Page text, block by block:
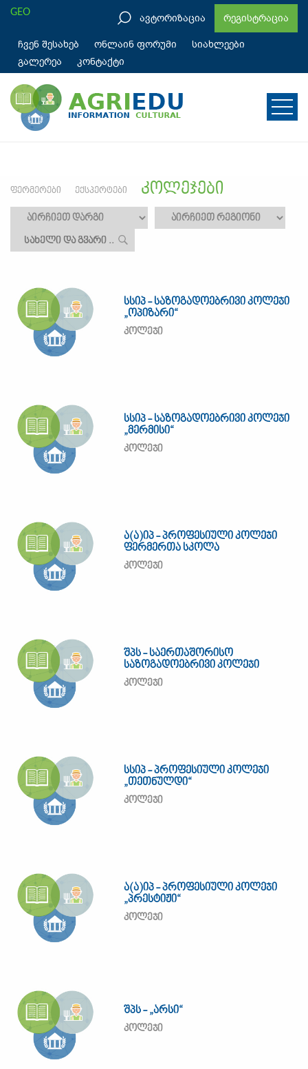
GEO ავტორიზაცია
რეგისტრაცია
ჩვენ შესახებ
ონლაინ ფორუმი
სიახლეები
გალერეა
კონტაქტი
ფერმერები ექსპერტები კოლეჯები
სსიპ - საზოგადოებრივი კოლეჯი
„ოპიზარი“
კოლეჯი
სსიპ - საზოგადოებრივი კოლეჯი
„მერმისი“
კოლეჯი
ა(ა)იპ - პროფესიული კოლეჯი
ფერმერთა სკოლა
კოლეჯი
შპს - საერთაშორისო
საზოგადოებრივი კოლეჯი
კოლეჯი
სსიპ - პროფესიული კოლეჯი
„თეთნულდი“
კოლეჯი
ა(ა)იპ - პროფესიული კოლეჯი
„პრესტიჟი“
კოლეჯი
შპს - „არსი“
კოლეჯი